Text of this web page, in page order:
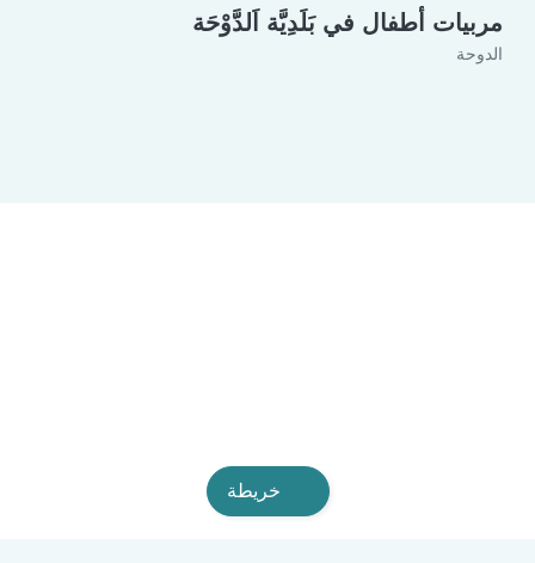
مربيات أطفال في بَلَدِيَّة اَلدَّوْحَة
الدوحة
خريطة